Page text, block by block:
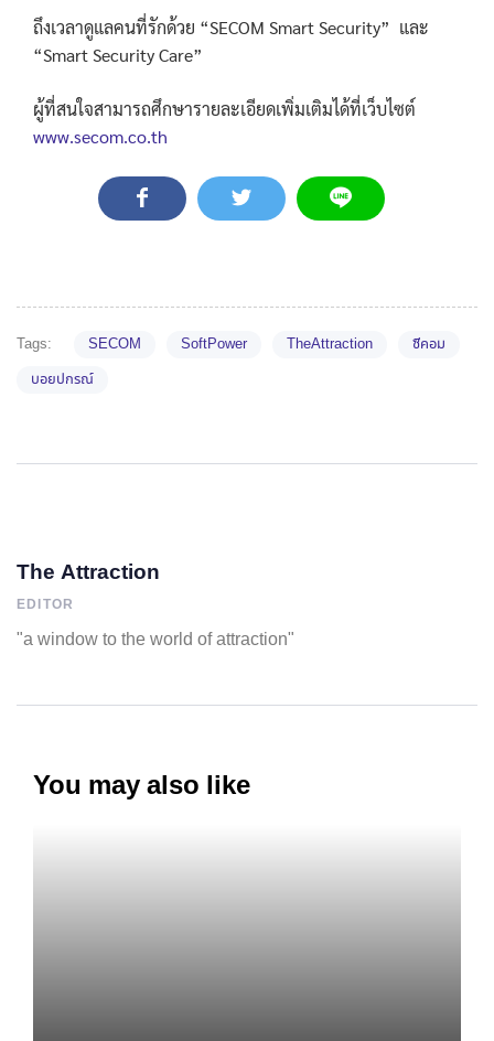
ถึงเวลาดูแลคนที่รักด้วย “SECOM Smart Security” และ
“Smart Security Care”
ผู้ที่สนใจสามารถศึกษารายละเอียดเพิ่มเติมได้ที่เว็บไซต์
www.secom.co.th
Tags: SECOM SoftPower TheAttraction
ซีคอม
บอยปกรณ์
The Attraction
EDITOR
"a window to the world of attraction"
You may also like